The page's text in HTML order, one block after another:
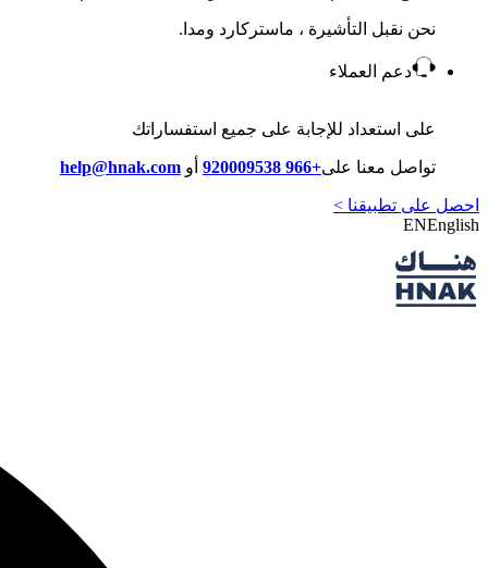
نحن نقبل التأشيرة ، ماستركارد ومدا.
دعم العملاء
على استعداد للإجابة على جميع استفساراتك
تواصل معنا على+966 920009538 أو help@hnak.com
احصل على تطبيقنا >
ENEnglish